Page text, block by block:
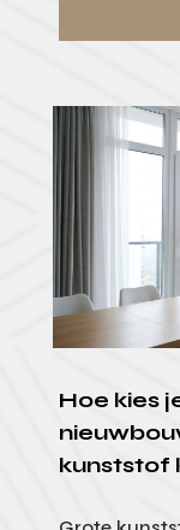
Hoe kies
kunststof